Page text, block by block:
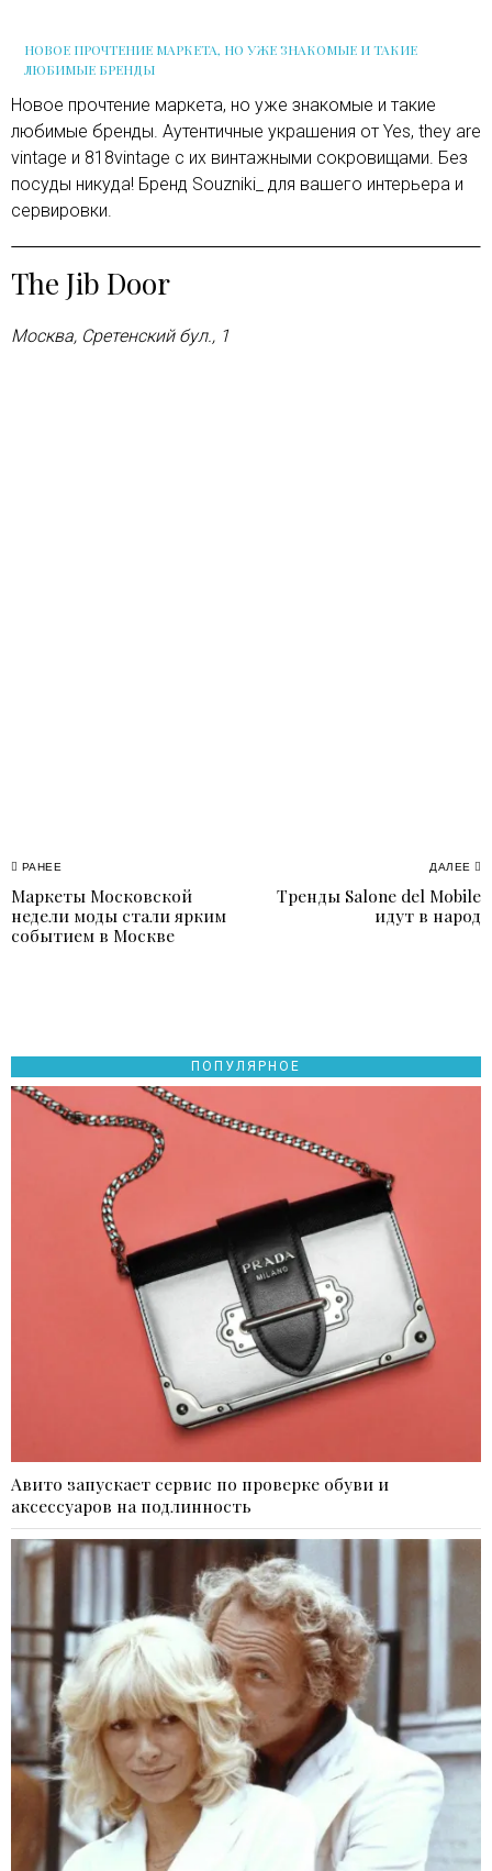
НОВОЕ ПРОЧТЕНИЕ МАРКЕТА, НО УЖЕ ЗНАКОМЫЕ И ТАКИЕ
ЛЮБИМЫЕ БРЕНДЫ
Новое прочтение маркета, но уже знакомые и такие
любимые бренды. Аутентичные украшения от Yes, they are
vintage и 818vintage с их винтажными сокровищами. Без
посуды никуда! Бренд Souzniki_ для вашего интерьера и
сервировки.
The Jib Door
Москва, Сретенский бул., 1
Навигация
по
РАНЕЕ
Previous
post:
Маркеты Московской
недели моды стали ярким
событием в Москве
ДАЛЕЕ
Тренды Salone del Mobile
идут в народ
ПОПУЛЯРНОЕ
Авито запускает сервис по проверке обуви и
аксессуаров на подлинность